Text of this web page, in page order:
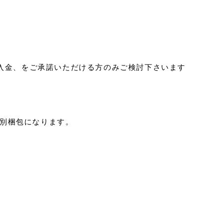
、をご承諾いただける方のみご検討下さいます
梱包になります。